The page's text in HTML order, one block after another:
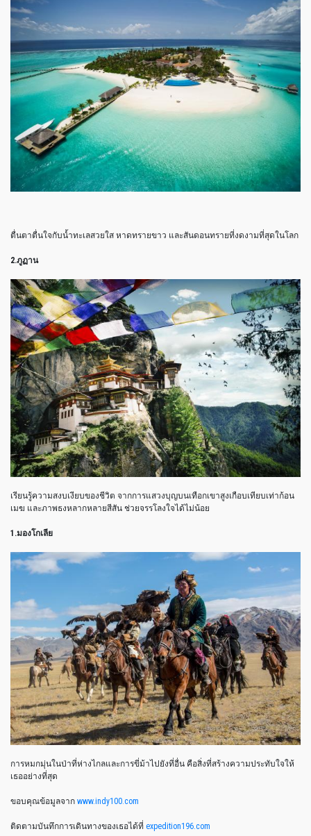
ตื่นตาตื่นใจกับน้ำทะเลสวยใส หาดทรายขาว และสันดอนทรายที่งดงามที่สุดในโลก
2.ภูฏาน
เรียนรู้ความสงบเงียบของชีวิต จากการแสวงบุญบนเทือกเขาสูงเกือบเทียบเท่าก้อน
เมฆ และภาพธงหลากหลายสีสัน ช่วยจรรโลงใจได้ไม่น้อย
1.มองโกเลีย
การหมกมุ่นในป่าที่ห่างไกลและการขี่ม้าไปยังที่อื่น คือสิ่งที่สร้างความประทับใจให้
เธออย่างที่สุด
ขอบคุณข้อมูลจาก www.indy100.com
ติดตามบันทึกการเดินทางของเธอได้ที่ expedition196.com